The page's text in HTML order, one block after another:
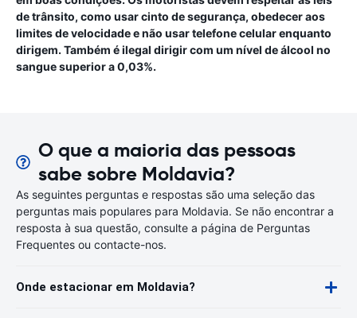
de trânsito, como usar cinto de segurança, obedecer aos
limites de velocidade e não usar telefone celular enquanto
dirigem. Também é ilegal dirigir com um nível de álcool no
sangue superior a 0,03%.
O que a maioria das pessoas
sabe sobre Moldavia?
As seguintes perguntas e respostas são uma seleção das
perguntas mais populares para Moldavia. Se não encontrar a
resposta à sua questão, consulte a página de Perguntas
Frequentes ou contacte-nos.
Onde estacionar em Moldavia?